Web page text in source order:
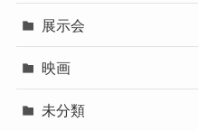
展示会
映画
未分類